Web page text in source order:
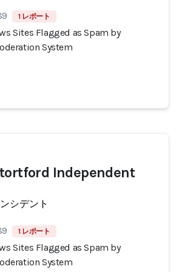
1 レポート
Sites Flagged as Spam by
System
Independent
シデント
1 レポート
Sites Flagged as Spam by
System